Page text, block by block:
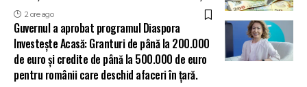
2 ore ago
Guvernul a aprobat programul Diaspora
Investește Acasă: Granturi de până la 200.000
de euro și credite de până la 500.000 de euro
pentru românii care deschid afaceri în țară.